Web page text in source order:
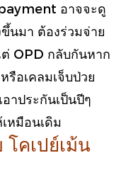
อาจจะดู
ขึ้นมา ต้องร่วมจ่าย
OPD กลับกันหาก
รือเคลมเจ็บป่วย
าประกันเป็นปีๆ
หมือนเดิม
คเปย์เม้น